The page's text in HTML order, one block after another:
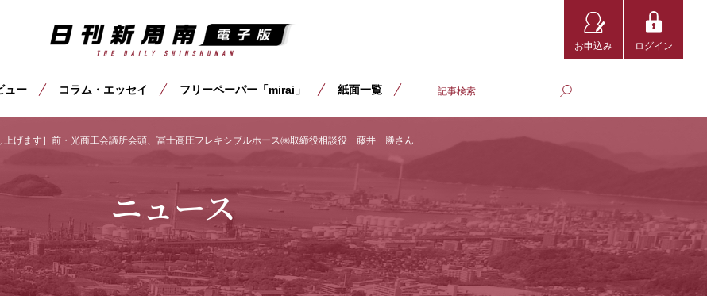
お申込み ログイン
ュー コラム・エッセイ フリーペーパー「mirai」 紙面一覧
上げます］前・光商工会議所会頭、冨士高圧フレキシブルホース㈱取締役相談役 藤井 勝さん
ニュース